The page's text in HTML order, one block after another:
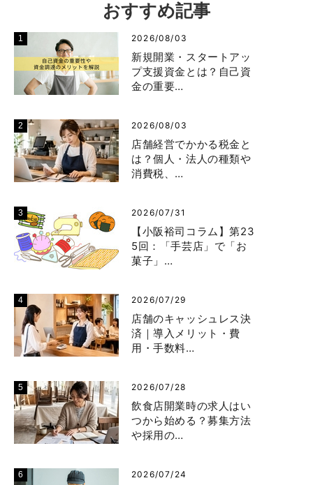
おすすめ記事
2026/08/03
新規開業・スタートアッ
プ支援資金とは？自己資
金の重要…
2026/08/03
店舗経営でかかる税金と
は？個人・法人の種類や
消費税、…
2026/07/31
【小阪裕司コラム】第23
5回：「手芸店」で「お
菓子」…
2026/07/29
店舗のキャッシュレス決
済｜導入メリット・費
用・手数料…
2026/07/28
飲食店開業時の求人はい
つから始める？募集方法
や採用の…
2026/07/24